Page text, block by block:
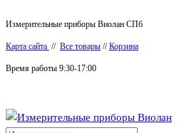
к
содержимому
Измерительные приборы Виолан СПб
Карта сайта // Все товары //Корзина
Время работы 9:30-17:00